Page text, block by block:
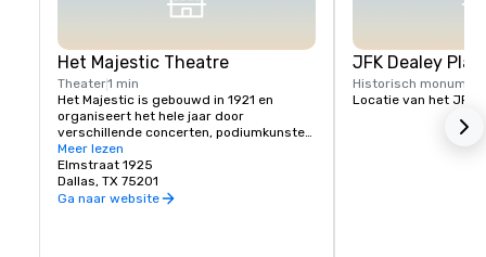
Het Majestic Theatre
Theater1 min
Het Majestic is gebouwd in 1921 en
organiseert het hele jaar door
verschillende concerten, podiumkunsten,
comedy- en bedrijfsevenementen,
gepresenteerd door nationale en lokale
artiesten.
Meer lezen
Elmstraat 1925
Dallas, TX 75201
Ga naar website
JFK Dealey
Historisch monument
Locatie van het JFK